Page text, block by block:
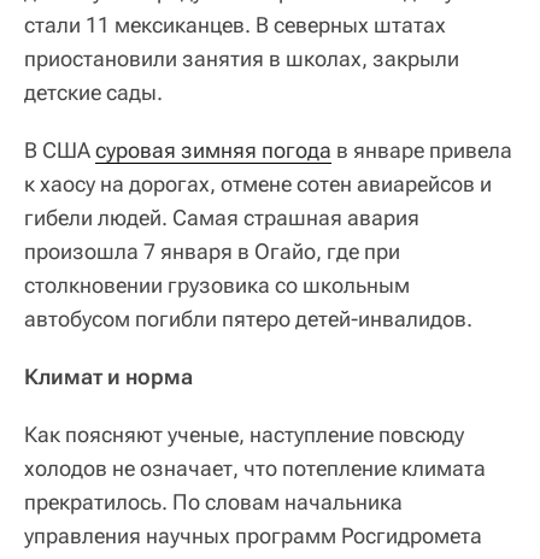
стали 11 мексиканцев. В северных штатах
приостановили занятия в школах, закрыли
детские сады.
В СШАсуровая зимняя погода в январе привела
к хаосу на дорогах, отмене сотен авиарейсов и
гибели людей. Самая страшная авария
произошла 7 января в Огайо, где при
столкновении грузовика со школьным
автобусом погибли пятеро детей-инвалидов.
Климат и норма
Как поясняют ученые, наступление повсюду
холодов не означает, что потепление климата
прекратилось. По словам начальника
управления научных программ Росгидромета